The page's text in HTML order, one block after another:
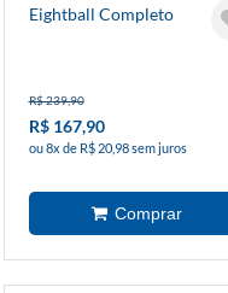
Eightball Completo
R$ 239,90
R$ 167,90
ou 8x de R$ 20,98 sem juros